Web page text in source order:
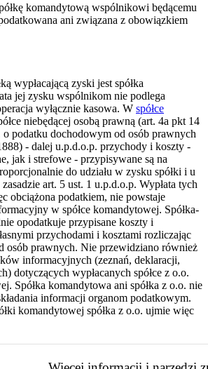
komandytową wspólnikowi będącemu
ani związana z obowiązkiem
wypłacającą zyski jest spółka
jej zysku wspólnikom nie podlega
wyłącznie kasowa. W spółce
niebędącej osobą prawną (art. 4a pkt 14
podatku dochodowym od osób prawnych
- dalej u.p.d.o.p. przychody i koszty -
jak i strefowe - przypisywane są na
do udziału w zysku spółki i u
art. 5 ust. 1 u.p.d.o.p. Wypłata tych
obciążona podatkiem, nie powstaje
w spółce komandytowej. Spółka-
opodatkuje przypisane koszty i
przychodami i kosztami rozliczając
osób prawnych. Nie przewidziano również
informacyjnych (zeznań, deklaracji,
dotyczących wypłacanych spółce z o.o.
Spółka komandytowa ani spółka z o.o. nie
informacji organom podatkowym.
komandytowej spółka z o.o. ujmie więc